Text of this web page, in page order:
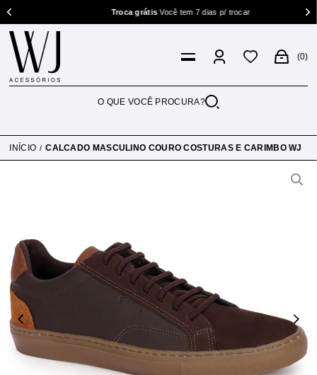
Troca grátisVocê tem 7 dias p/ trocar
0
INÍCIO CALCADO MASCULINO COURO COSTURAS E CARIMBO WJ